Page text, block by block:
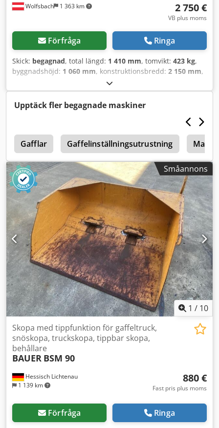
Wolfsbach 1 363 km 2 750 €
VB plus moms
Förfråga Ringa
Skick: begagnad, total längd: 1 410 mm, tomvikt: 423 kg,
byggnadshöjd: 1 060 mm, konstruktionsbredd: 2 150 mm,
Skopa för bulkvaror Djdpfswlxgtsx Amiekr
Upptäck fler begagnade maskiner
Gafflar Gaffelinställningsutrustning
Småannons
1 / 10
Hessisch Lichtenau
1 139 km
Skopa med tippfunktion för gaffeltruck,
snöskopa, truckskopa, tippbar skopa,
behållare
BAUER BSM 90
880 €
Fast pris plus moms
Förfråga Ringa